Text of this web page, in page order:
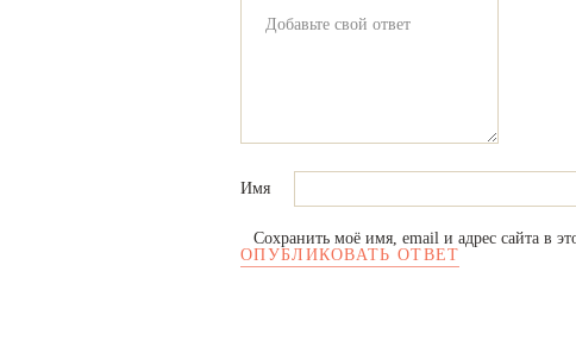
Имя
Сохранить моё имя, email и адрес сайта в